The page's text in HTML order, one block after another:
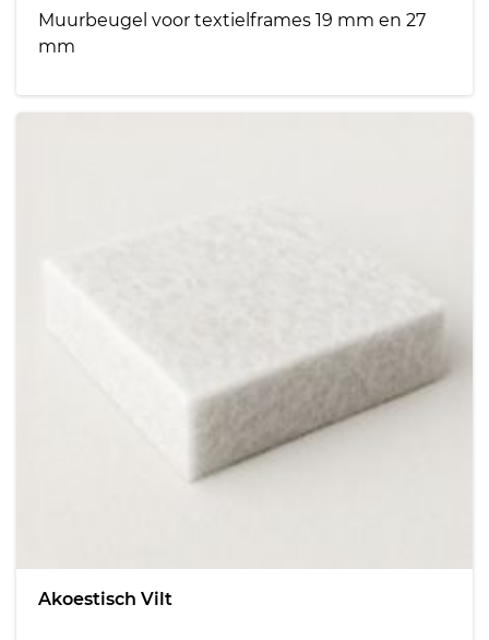
Muurbeugel voor textielframes 19 mm en 27
mm
Akoestisch Vilt